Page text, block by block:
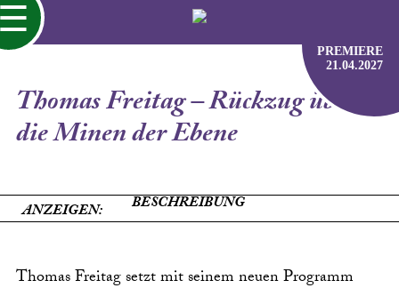
PREMIERE
21.04.2027
Thomas Freitag – Rückzug über
die Minen der Ebene
ANZEIGEN: BESCHREIBUNG
Thomas Freitag setzt mit seinem neuen Programm